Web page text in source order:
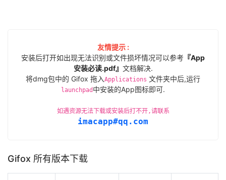
友情提示 :
安装后打开如出现无法识别或文件损坏情况可以参考 『App
安装必读.pdf』 文档解决.
将dmg包中的 Gifox 拖入Applications 文件夹中后,运行
launchpad 中安装的App图标即可.
如遇资源无法下载或安装后打不开,请联系
imacapp#qq.com
Gifox 所有版本下载